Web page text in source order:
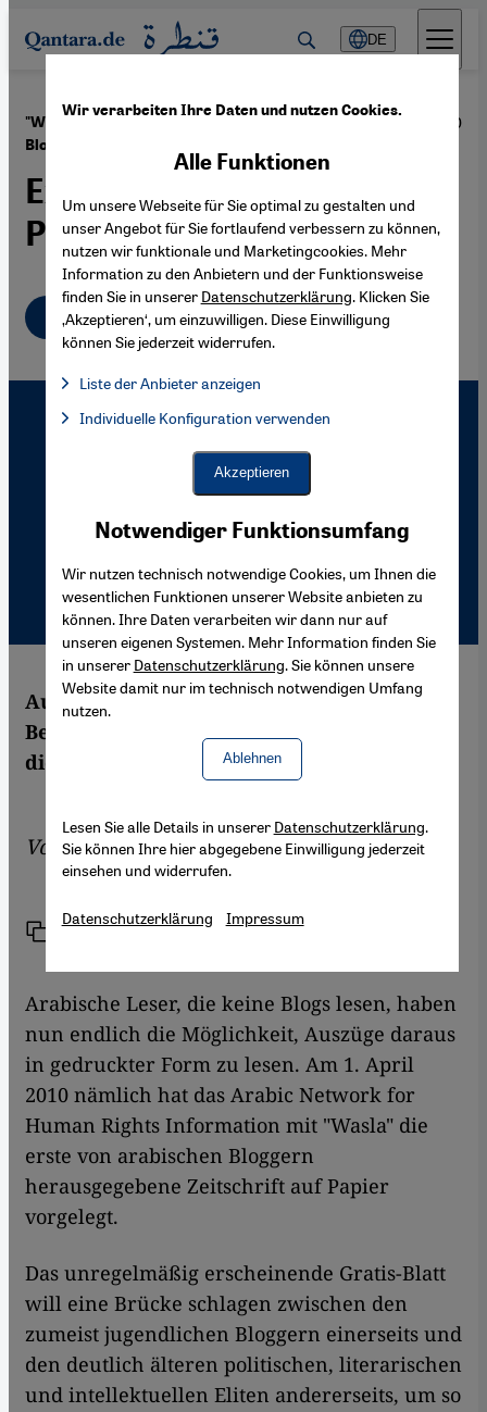
Direkt zum Inhalt springen
DE
"Wasla" – Ägyptens Zeitschrift für Blogger ohne
Blogs
·16.04.2010
Experimente auf dem
Papier
Deutsch
Auch in Ägypten gewinnen Blogs an
Bedeutung. Für analoge Leser gibt es jetzt
die Blog-Zeitschrift "Wasla".
VonHaytham Abdelathim
Link Teilen Drucken
Arabische Leser, die keine Blogs lesen, haben
nun endlich die Möglichkeit, Auszüge daraus
in gedruckter Form zu lesen. Am 1. April
2010 nämlich hat das Arabic Network for
Human Rights Information mit "Wasla" die
erste von arabischen Bloggern
herausgegebene Zeitschrift auf Papier
vorgelegt.
Das unregelmäßig erscheinende Gratis-Blatt
will eine Brücke schlagen zwischen den
zumeist jugendlichen Bloggern einerseits und
den deutlich älteren politischen, literarischen
und intellektuellen Eliten andererseits, um so
Wir verarbeiten Ihre Daten und nutzen Cookies.
Notwendiger Funktionsumfang
Wir nutzen technisch notwendige Cookies, um Ihnen die
wesentlichen Funktionen unserer Website anbieten zu
können. Ihre Daten verarbeiten wir dann nur auf
unseren eigenen Systemen. Mehr Information finden Sie
in unserer Datenschutzerklärung. Sie können unsere
Website damit nur im technisch notwendigen Umfang
nutzen.
Ablehnen
Alle Funktionen
Um unsere Webseite für Sie optimal zu gestalten und
unser Angebot für Sie fortlaufend verbessern zu können,
nutzen wir funktionale und Marketingcookies. Mehr
Information zu den Anbietern und der Funktionsweise
finden Sie in unserer Datenschutzerklärung. Klicken Sie
‚Akzeptieren‘, um einzuwilligen. Diese Einwilligung
können Sie jederzeit widerrufen.
Liste der Anbieter anzeigen
Facebook Embed / Facebook Connect, Google Maps Embed,
Facebook Embed / Facebook Connect
Google Maps Embed
Individuelle Konfiguration verwenden
Akzeptieren
Lesen Sie alle Details in unserer Datenschutzerklärung.
Sie können Ihre hier abgegebene Einwilligung jederzeit
einsehen und widerrufen.
Datenschutzerklärung Impressum